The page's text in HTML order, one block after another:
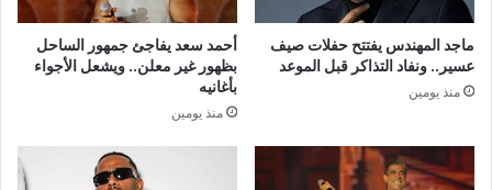
ماجد المهندس يفتتح حفلات صيف
عسير.. ونفاد التذاكر قبل الموعد
منذ يومين
أحمد سعد يفاجئ جمهور الساحل
بظهور غير معلن.. ويشعل الأجواء
بأغانيه
منذ يومين